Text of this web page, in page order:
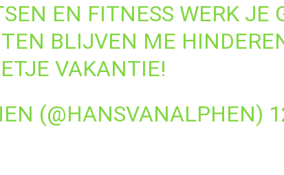
EN FITNESS WERK JE
BLIJVEN ME
VAKANTIE!
(@HANSVANALPHEN)